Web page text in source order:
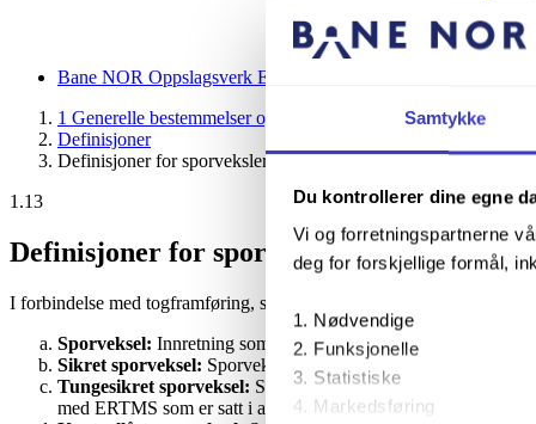
Samtykke
Du kontrollerer dine egne
Vi og forretningspartnerne
deg for forskjellige formål,
Nødvendige
Funksjonelle
Statistiske
Markedsføring
Bane NOR Oppslagsverk Ekstern lenke
1 Generelle bestemmelser og definisjoner
Definisjoner
Definisjoner for sporveksler
1.13
Definisjoner for sporveksler
I forbindelse med togframføring, skifting og arbeid i spor menes med:
Sporveksel: Innretning som gjør det mulig å kjøre fra et spor til
Sikret sporveksel: Sporveksel som er tungesikret, kontrollåst,
Tungesikret sporveksel: Sporveksel som er satt i
med ERTMS som er satt i avhengighet til kjøretillatelse fra